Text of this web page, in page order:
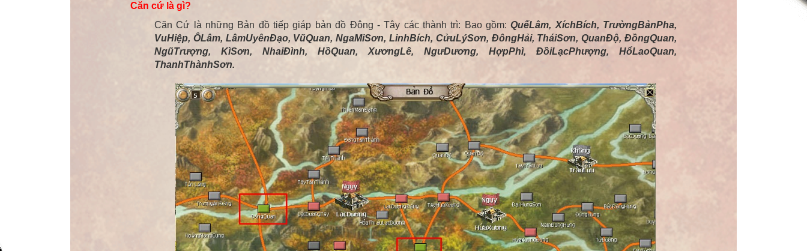
Căn cứ là gì?
Căn Cứ là những Bản đồ tiếp giáp bản đồ Đông - Tây các thành trì: Bao gồm:QuếLâm, XíchBích, TrườngBảnPha,
VuHiệp, ÔLâm, LâmUyênĐạo, VũQuan, NgaMiSơn, LinhBích, CửuLýSơn, ĐôngHải, TháiSơn, QuanĐộ, ĐồngQuan,
NgũTrượng, KìSơn, NhaiĐình, HồQuan, XươngLê, NgưDương, HợpPhì, ĐồiLạcPhượng, HổLaoQuan,
ThanhThànhSơn.